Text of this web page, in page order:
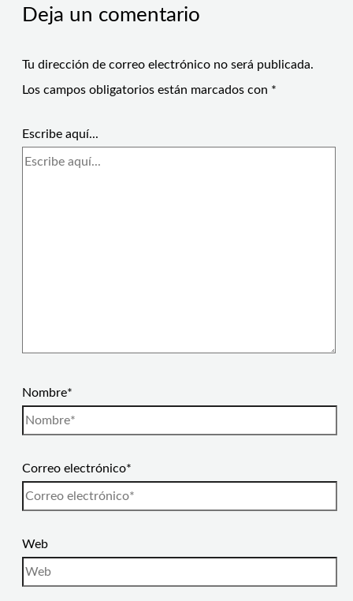
Deja un comentario
Tu dirección de correo electrónico no será publicada.
Los campos obligatorios están marcados con *
Escribe aquí...
Nombre*
Correo electrónico*
Web